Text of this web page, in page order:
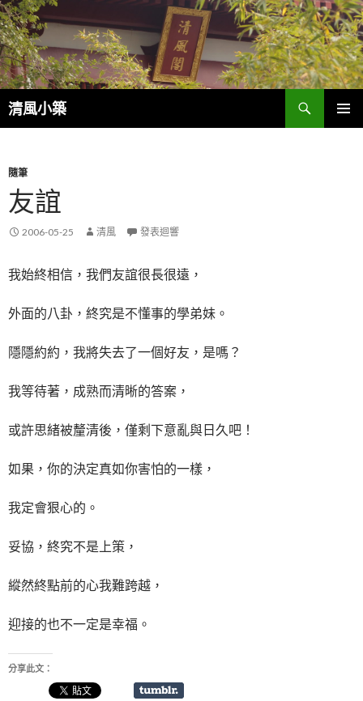
清風小築
搜
尋
容
隨筆
友誼
2006-05-25 清風 發表迴響
我始終相信，我們友誼很長很遠，
外面的八卦，終究是不懂事的學弟妹。
隱隱約約，我將失去了一個好友，是嗎？
我等待著，成熟而清晰的答案，
或許思緒被釐清後，僅剩下意亂與日久吧！
如果，你的決定真如你害怕的一樣，
我定會狠心的。
妥協，終究不是上策，
縱然終點前的心我難跨越，
迎接的也不一定是幸福。
分享此文：